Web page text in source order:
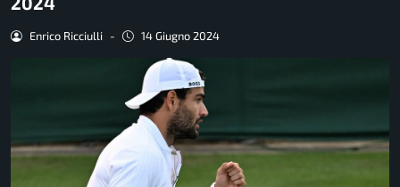
Enrico Ricciulli - 14 Giugno 2024